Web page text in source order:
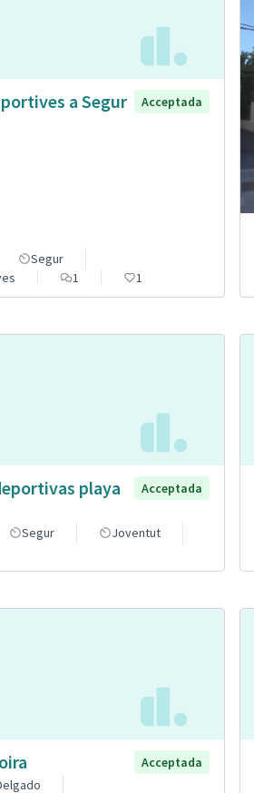
a Segur
Acceptada
Segur
1 1
playa
Acceptada
Segur
Joventut
Acceptada